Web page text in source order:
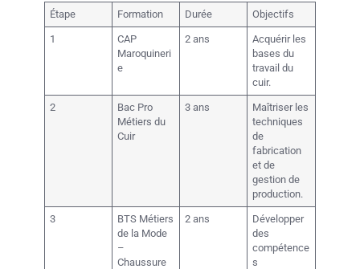
Étape Formation Durée Objectifs
1
CAP
Maroquineri
e
2 ans
Acquérir les
bases du
travail du
cuir.
2
Bac Pro
Métiers du
Cuir
3 ans
Maîtriser les
techniques
de
fabrication
et de
gestion de
production.
3
BTS Métiers
de la Mode
–
Chaussure
2 ans
Développer
des
compétence
s